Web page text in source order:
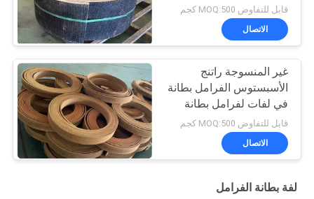
المنسوجة للفاتورة
المنسوجة للفاتورة
قابل للتفاوض MOQ:500 كجم
الاتصال
غير المنسوجة راتنج
الأسبستوس الفرامل بطانة
في لفات لفرامل بطانة
ونش البحرية لفة
قابل للتفاوض MOQ:500 كجم
الاتصال
لفة بطانة الفرامل